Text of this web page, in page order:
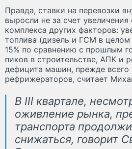
Правда, ставки на перевозки
выросли не за счет увеличения
комплекса других факторов:
топлива (дизель и ГСМ в
15% по сравнению с прошлым
пиков в строительстве, АПК и
дефицита машин, прежде всего
рефрижераторов, считает
В III квартале,
оживление рынка,
транспорта
снижаться, говорит